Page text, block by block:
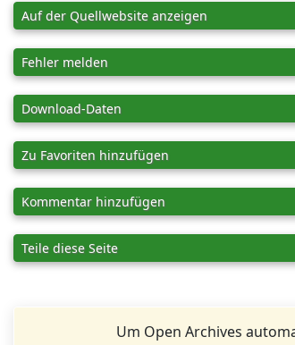
Auf der Quellwebsite anzeigen
Fehler melden
Download-Daten
Zu Favoriten hinzufügen
Kommentar hinzufügen
Teile diese Seite
Um Open Archives